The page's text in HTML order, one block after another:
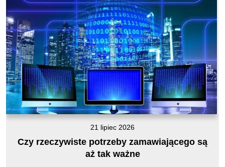
21 lipiec 2026
Czy rzeczywiste potrzeby zamawiającego są
aż tak ważne